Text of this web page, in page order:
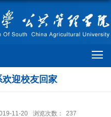
迎校友回家
11-20 浏览次数： 237